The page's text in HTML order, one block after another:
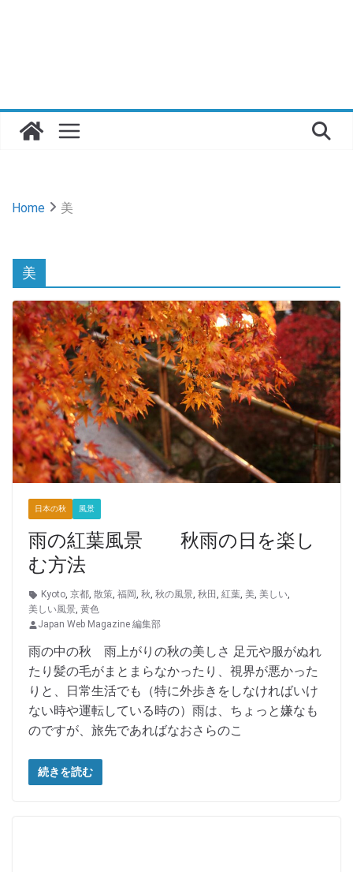
Home 美
美
日本の秋 風景
雨の紅葉風景 秋雨の日を楽し
む方法
Kyoto, 京都, 散策, 福岡, 秋, 秋の風景, 秋田, 紅葉, 美, 美しい,
美しい風景, 黄色
Japan Web Magazine 編集部
雨の中の秋 雨上がりの秋の美しさ 足元や服がぬれ
たり髪の毛がまとまらなかったり、視界が悪かった
りと、日常生活でも（特に外歩きをしなければいけ
ない時や運転している時の）雨は、ちょっと嫌なも
のですが、旅先であればなおさらのこ
続きを読む